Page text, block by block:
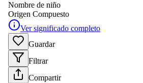
Nombre de niño
Origen Compuesto
Ver significado completo
Guardar
Filtrar
Compartir